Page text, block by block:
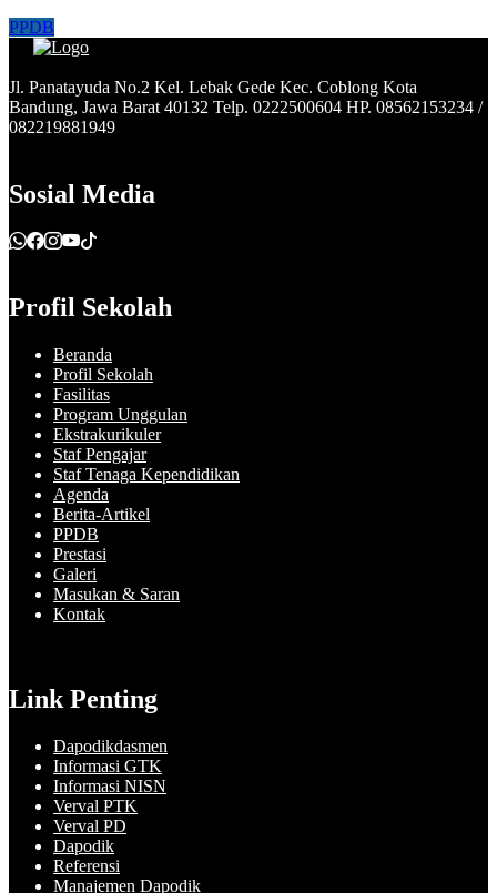
PPDB
Jl. Panatayuda No.2 Kel. Lebak Gede Kec. Coblong Kota
Bandung, Jawa Barat 40132 Telp. 0222500604 HP. 08562153234 /
082219881949
Sosial Media
Profil Sekolah
Beranda
Profil Sekolah
Fasilitas
Program Unggulan
Ekstrakurikuler
Staf Pengajar
Staf Tenaga Kependidikan
Agenda
Berita-Artikel
PPDB
Prestasi
Galeri
Masukan & Saran
Kontak
Link Penting
Dapodikdasmen
Informasi GTK
Informasi NISN
Verval PTK
Verval PD
Dapodik
Referensi
Manajemen Dapodik